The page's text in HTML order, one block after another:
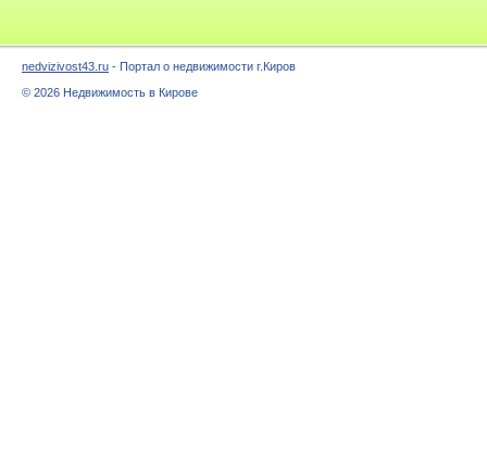
nedvizivost43.ru - Портал о недвижимости г.Киров
© 2026 Недвижимость в Кирове